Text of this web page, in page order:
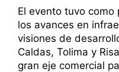
El evento tuvo
los avances en
visiones de
Caldas, Tolima y
gran eje comercial